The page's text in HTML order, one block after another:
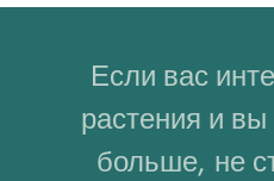
Если вас
растения и вы
больше, не